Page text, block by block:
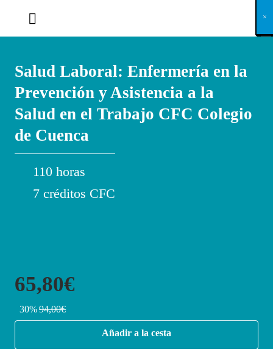
Salud Laboral: Enfermería en la
Prevención y Asistencia a la
Salud en el Trabajo CFC Colegio
de Cuenca
110 horas
7 créditos CFC
65,80€
30%94,00€
Añadir a la cesta
X
×
×
×
×
×
×
×
×
×
×
×
×
×
×
×
×
×
×
×
×
×
×
×
×
×
×
×
×
×
×
×
×
×
×
×
×
×
×
×
×
×
×
×
×
×
×
×
×
×
×
×
×
×
×
×
×
×
×
×
×
×
×
×
×
×
×
×
×
×
×
×
×
×
×
×
×
×
×
×
×
×
×
×
×
×
×
×
×
×
×
×
×
×
×
×
×
×
×
×
×
×
×
×
×
×
×
×
×
×
×
×
×
×
×
×
×
×
×
×
×
×
×
×
×
×
×
×
×
×
×
×
×
×
×
×
×
×
×
×
×
×
×
×
×
×
×
×
×
×
×
×
×
×
×
×
×
×
×
×
×
×
×
×
×
×
×
×
×
×
×
×
×
×
×
×
×
×
×
×
×
×
×
×
×
×
×
×
×
×
×
×
×
×
×
×
×
×
×
×
×
×
×
×
×
×
×
×
×
×
×
×
×
×
×
×
×